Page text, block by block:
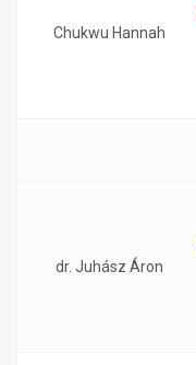
Chukwu Hannah
dr. Juhász Áron